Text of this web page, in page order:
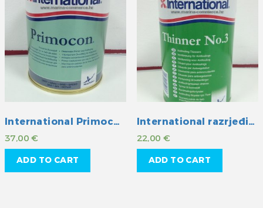
International Primocon
37,00€
ADD TO CART
International razrjeđivač No.3
22,00€
ADD TO CART